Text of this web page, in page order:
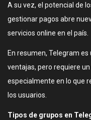
A su vez, el potencial de
gestionar pagos abre
servicios online en el país.
En resumen, Telegram
ventajas, pero requiere
especialmente en lo que
los usuarios.
Tipos de grupos en